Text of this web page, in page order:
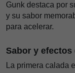
Gunk destaca por
y su sabor
para acelerar.
Sabor y
La primera calada